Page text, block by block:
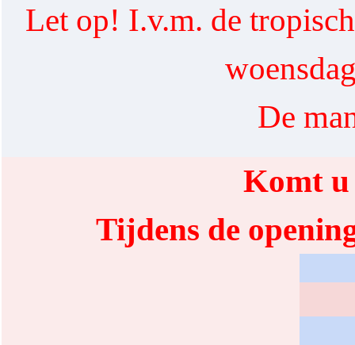
Let op! I.v.m. de
De
Komt u
Tijdens de